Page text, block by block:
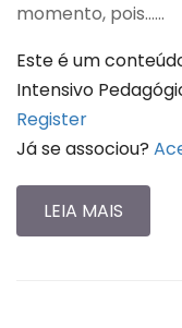
momento, pois…...
Este é um
Intensivo
Register
Já se associou?
LEIA MAIS